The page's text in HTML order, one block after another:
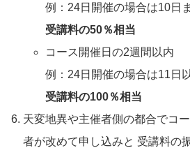
例：24日開催の場合は10日
受講料の50％相当
コース開催日の2週間以内
例：24日開催の場合は11日
受講料の100％相当
天変地異や主催者側の都合でコ
者が改めて申し込みと 受講料の